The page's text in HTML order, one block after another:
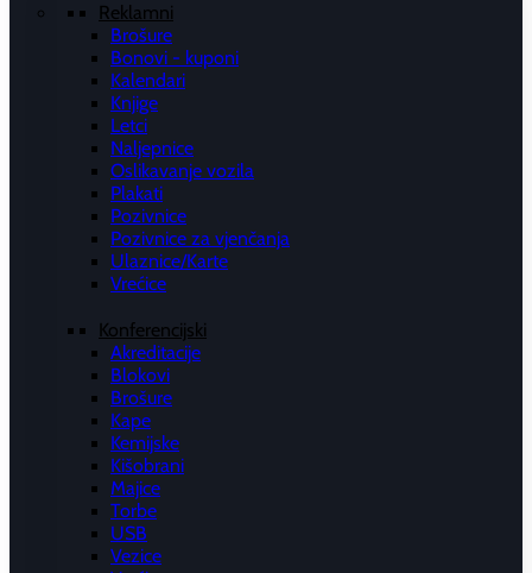
Reklamni
Brošure
Bonovi - kuponi
Kalendari
Knjige
Letci
Naljepnice
Oslikavanje vozila
Plakati
Pozivnice
Pozivnice za vjenčanja
Ulaznice/Karte
Vrećice
Konferencijski
Akreditacije
Blokovi
Brošure
Kape
Kemijske
Kišobrani
Majice
Torbe
USB
Vezice